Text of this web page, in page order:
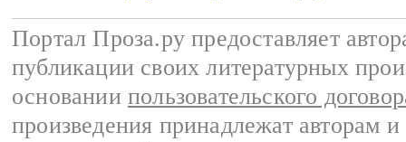
Портал Проза.ру предоставляет
публикации своих литературных
основании пользовательского
произведения принадлежат авторам